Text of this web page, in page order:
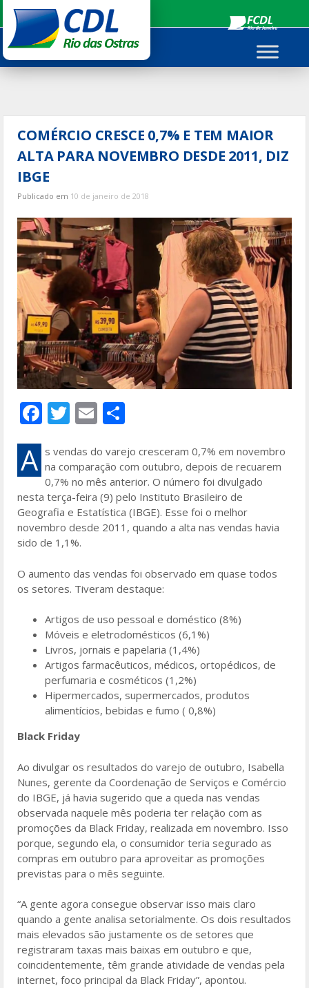
para
conteúdo
COMÉRCIO CRESCE 0,7% E TEM MAIOR
ALTA PARA NOVEMBRO DESDE 2011, DIZ
IBGE
Publicado em 10 de janeiro de 2018
F
ac
e
b
o
o
k
T
w
itt
er
E
m
ai
l
ar
e
A s vendas do varejo cresceram 0,7% em novembro
na comparação com outubro, depois de recuarem
0,7% no mês anterior. O número foi divulgado
nesta terça-feira (9) pelo Instituto Brasileiro de
Geografia e Estatística (IBGE). Esse foi o melhor
novembro desde 2011, quando a alta nas vendas havia
sido de 1,1%.
O aumento das vendas foi observado em quase todos
os setores. Tiveram destaque:
Artigos de uso pessoal e doméstico (8%)
Móveis e eletrodomésticos (6,1%)
Livros, jornais e papelaria (1,4%)
Artigos farmacêuticos, médicos, ortopédicos, de
perfumaria e cosméticos (1,2%)
Hipermercados, supermercados, produtos
alimentícios, bebidas e fumo ( 0,8%)
Black Friday
Ao divulgar os resultados do varejo de outubro, Isabella
Nunes, gerente da Coordenação de Serviços e Comércio
do IBGE, já havia sugerido que a queda nas vendas
observada naquele mês poderia ter relação com as
promoções da Black Friday, realizada em novembro. Isso
porque, segundo ela, o consumidor teria segurado as
compras em outubro para aproveitar as promoções
previstas para o mês seguinte.
“A gente agora consegue observar isso mais claro
quando a gente analisa setorialmente. Os dois resultados
mais elevados são justamente os de setores que
registraram taxas mais baixas em outubro e que,
coincidentemente, têm grande atividade de vendas pela
internet, foco principal da Black Friday”, apontou.